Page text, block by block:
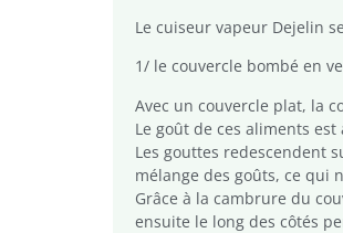
Le cuiseur vapeur Dejelin
1/ le couvercle bombé en
Avec un couvercle plat, la
Le goût de ces aliments
Les gouttes redescendent
mélange des goûts, ce qui
Grâce à la cambrure du
ensuite le long des côtés